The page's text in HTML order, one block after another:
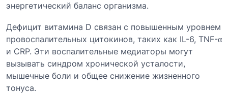
энергетический баланс организма.
Дефицит витамина D связан с повышенным уровнем
провоспалительных цитокинов, таких как IL-6, TNF-α
и CRP. Эти воспалительные медиаторы могут
вызывать синдром хронической усталости,
мышечные боли и общее снижение жизненного
тонуса.